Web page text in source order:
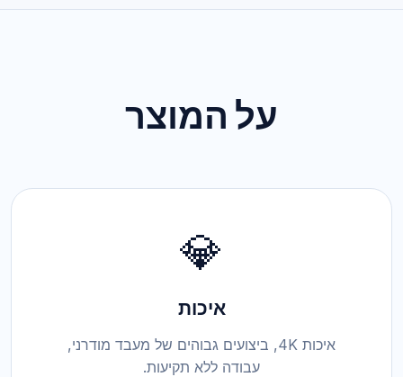
על המוצר
💎
איכות
איכות 4K, ביצועים גבוהים של מעבד מודרני,
עבודה ללא תקיעות.